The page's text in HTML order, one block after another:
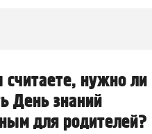
нужно ли
День знаний
для родителей?